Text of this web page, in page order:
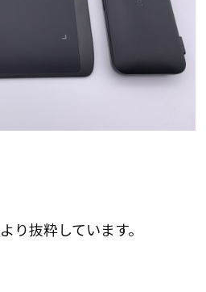
より抜粋しています。